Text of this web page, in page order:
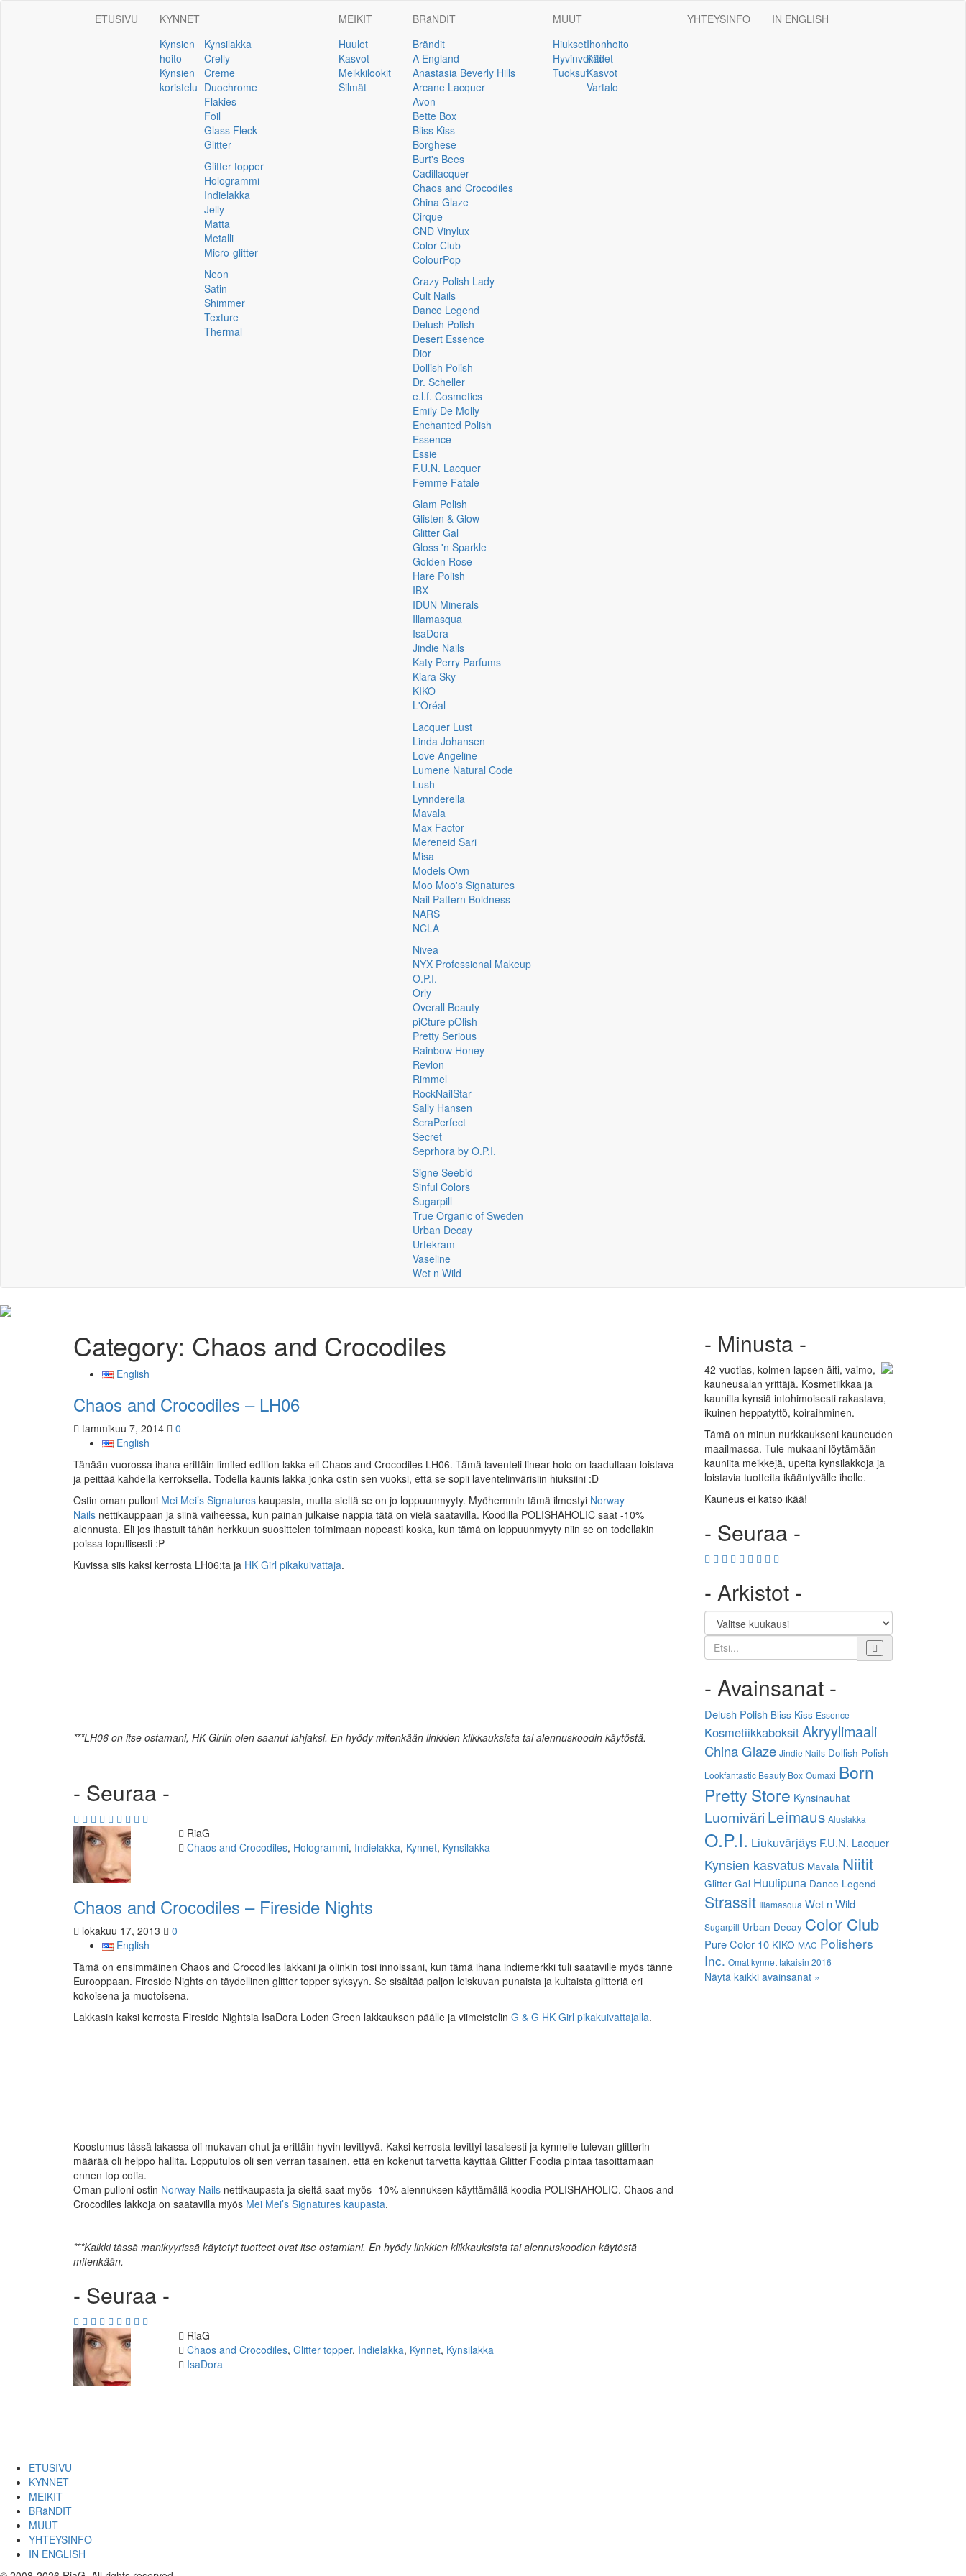
ETUSIVU
KYNNET
Kynsien
hoito
Kynsien
koristelu
Kynsilakka
Crelly
Creme
Duochrome
Flakies
Foil
Glass Fleck
Glitter
Glitter topper
Hologrammi
Indielakka
Jelly
Matta
Metalli
Micro-glitter
Neon
Satin
Shimmer
Texture
Thermal
MEIKIT
Huulet
Kasvot
Meikkilookit
Silmät
BRäNDIT
Brändit
A England
Anastasia Beverly Hills
Arcane Lacquer
Avon
Bette Box
Bliss Kiss
Borghese
Burt's Bees
Cadillacquer
Chaos and Crocodiles
China Glaze
Cirque
CND Vinylux
Color Club
ColourPop
Crazy Polish Lady
Cult Nails
Dance Legend
Delush Polish
Desert Essence
Dior
Dollish Polish
Dr. Scheller
e.l.f. Cosmetics
Emily De Molly
Enchanted Polish
Essence
Essie
F.U.N. Lacquer
Femme Fatale
Glam Polish
Glisten & Glow
Glitter Gal
Gloss 'n Sparkle
Golden Rose
Hare Polish
IBX
IDUN Minerals
Illamasqua
IsaDora
Jindie Nails
Katy Perry Parfums
Kiara Sky
KIKO
L'Oréal
Lacquer Lust
Linda Johansen
Love Angeline
Lumene Natural Code
Lush
Lynnderella
Mavala
Max Factor
Mereneid Sari
Misa
Models Own
Moo Moo's Signatures
Nail Pattern Boldness
NARS
NCLA
Nivea
NYX Professional Makeup
O.P.I.
Orly
Overall Beauty
piCture pOlish
Pretty Serious
Rainbow Honey
Revlon
Rimmel
RockNailStar
Sally Hansen
ScraPerfect
Secret
Seprhora by O.P.I.
Signe Seebid
Sinful Colors
Sugarpill
True Organic of Sweden
Urban Decay
Urtekram
Vaseline
Wet n Wild
MUUT
Hiukset
Hyvinvointi
Tuoksut
Ihonhoito
Kädet
Kasvot
Vartalo
YHTEYSINFO IN ENGLISH
Category: Chaos and Crocodiles
English
Chaos and Crocodiles – LH06
tammikuu 7, 2014
0
English
Tänään vuorossa ihana erittäin limited edition lakka eli Chaos and Crocodiles LH06. Tämä laventeli linear holo on laadultaan loistava
ja peittää kahdella kerroksella. Todella kaunis lakka jonka ostin sen vuoksi, että se sopii laventelinvärisiin hiuksiini :D
Ostin oman pulloni Mei Mei’s Signatures kaupasta, mutta sieltä se on jo loppuunmyyty. Myöhemmin tämä ilmestyi Norway
Nails nettikauppaan ja siinä vaiheessa, kun painan julkaise nappia tätä on vielä saatavilla. Koodilla POLISHAHOLIC saat -10%
alennusta. Eli jos ihastuit tähän herkkuun suosittelen toimimaan nopeasti koska, kun tämä on loppuunmyyty niin se on todellakin
poissa lopullisesti :P
Kuvissa siis kaksi kerrosta LH06:ta ja HK Girl pikakuivattaja.
***LH06 on itse ostamani, HK Girlin olen saanut lahjaksi. En hyödy mitenkään linkkien klikkauksista tai alennuskoodin käytöstä.
- Seuraa -
Kirjoittaja
RiaG
Kategoriat
Chaos and Crocodiles, Hologrammi, Indielakka, Kynnet, Kynsilakka
Chaos and Crocodiles – Fireside Nights
lokakuu 17, 2013
0
English
Tämä on ensimmäinen Chaos and Crocodiles lakkani ja olinkin tosi innoissani, kun tämä ihana indiemerkki tuli saataville myös tänne
Eurooppaan. Fireside Nights on täydellinen glitter topper syksyyn. Se sisältää paljon leiskuvan punaista ja kultaista glitteriä eri
kokoisena ja muotoisena.
Lakkasin kaksi kerrosta Fireside Nightsia IsaDora Loden Green lakkauksen päälle ja viimeistelin G & G HK Girl pikakuivattajalla.
Koostumus tässä lakassa oli mukavan ohut ja erittäin hyvin levittyvä. Kaksi kerrosta levittyi tasaisesti ja kynnelle tulevan glitterin
määrää oli helppo hallita. Lopputulos oli sen verran tasainen, että en kokenut tarvetta käyttää Glitter Foodia pintaa tasoittamaan
ennen top cotia.
Oman pulloni ostin Norway Nails nettikaupasta ja sieltä saat myös -10% alennuksen käyttämällä koodia POLISHAHOLIC. Chaos and
Crocodiles lakkoja on saatavilla myös Mei Mei’s Signatures kaupasta.
***Kaikki tässä manikyyrissä käytetyt tuotteet ovat itse ostamiani. En hyödy linkkien klikkauksista tai alennuskoodien käytöstä
mitenkään.
- Seuraa -
Kirjoittaja
RiaG
Kategoriat
Chaos and Crocodiles,Glitter topper, Indielakka, Kynnet, Kynsilakka
Avainsanat
IsaDora
- Minusta -
42-vuotias, kolmen lapsen äiti, vaimo,
kauneusalan yrittäjä. Kosmetiikkaa ja
kauniita kynsiä intohimoisesti rakastava,
ikuinen heppatyttö, koiraihminen.
Tämä on minun nurkkaukseni kauneuden
maailmassa. Tule mukaani löytämään
kauniita meikkejä, upeita kynsilakkoja ja
loistavia tuotteita ikääntyvälle iholle.
Kauneus ei katso ikää!
- Seuraa -
- Arkistot -
Etsi
- Avainsanat -
Delush Polish Bliss Kiss Essence
KosmetiikkaboksitAkryylimaali
China Glaze Jindie Nails Dollish Polish
Lookfantastic Beauty Box Oumaxi Born
Pretty Store Kynsinauhat
Luomiväri Leimaus Aluslakka
O.P.I. Liukuvärjäys F.U.N. Lacquer
Kynsien kasvatus Mavala Niitit
Glitter Gal Huulipuna Dance Legend
Strassit Illamasqua Wet n Wild
Sugarpill Urban Decay Color Club
Pure Color 10 KIKO MAC Polishers
Inc. Omat kynnet takaisin 2016
Näytä kaikki avainsanat »
ETUSIVU
KYNNET
MEIKIT
BRäNDIT
MUUT
YHTEYSINFO
IN ENGLISH